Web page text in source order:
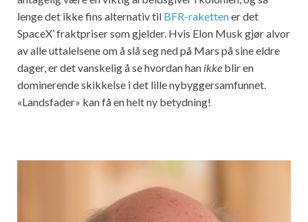
lenge det ikke fins alternativ til BFR-rakettener det
SpaceX’ fraktpriser som gjelder. Hvis Elon Musk gjør alvor
av alle uttalelsene om å slå seg ned på Mars på sine eldre
dager, er det vanskelig å se hvordan han ikke blir en
dominerende skikkelse i det lille nybyggersamfunnet.
«Landsfader» kan få en helt ny betydning!